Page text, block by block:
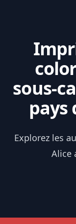
sous-
pays
Explorez les
Alice